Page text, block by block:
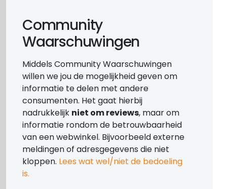
Community
Waarschuwingen
Middels Community Waarschuwingen
willen we jou de mogelijkheid geven om
informatie te delen met andere
consumenten. Het gaat hierbij
nadrukkelijk niet om reviews, maar om
informatie rondom de betrouwbaarheid
van een webwinkel. Bijvoorbeeld externe
meldingen of adresgegevens die niet
kloppen. Lees wat wel/niet de bedoeling
is.